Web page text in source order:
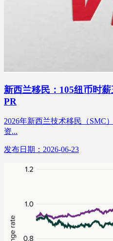
新西兰移民：105纽币时
PR
2026年新西兰技术移民（SMC
资...
发布日期：2026-06-23